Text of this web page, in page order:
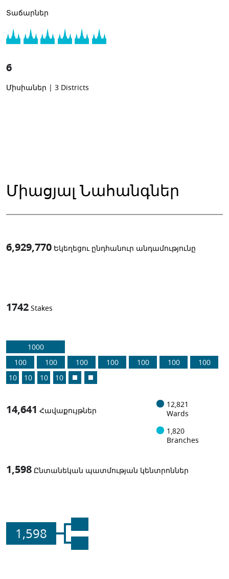
Տաճարներ
6
Միսիաներ | 3 Districts
Միացյալ Նահանգներ
6,929,770 Եկեղեցու ընդհանուր անդամությունը
1742 Stakes
1000
100
100 100 100 100 100
100
10
10 10 10
14,641 Հավաքույթներ
12,821
Wards
1,820
Branches
1,598 Ընտանեկան պատմության կենտրոններ
1,598